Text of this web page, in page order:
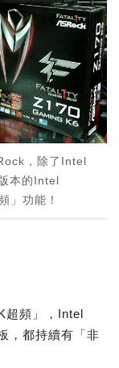
，除了Intel
本的Intel
」功能！
超頻」，Intel
，都持續有「非